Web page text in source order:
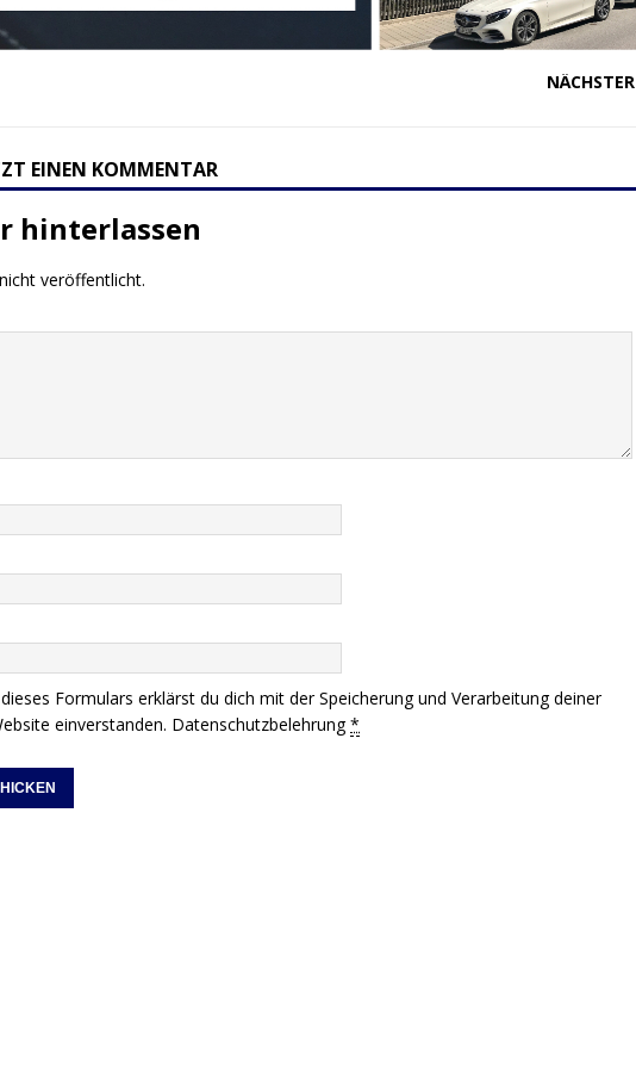
NÄCHSTER
EINEN KOMMENTAR
hinterlassen
veröffentlicht.
Formulars erklärst du dich mit der Speicherung und Verarbeitung deiner
einverstanden. Datenschutzbelehrung *